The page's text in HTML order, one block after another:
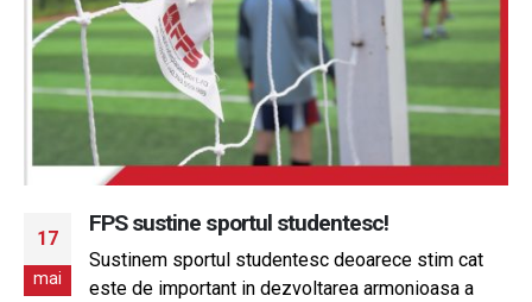
17
mai
FPS sustine sportul studentesc!
Sustinem sportul studentesc deoarece stim cat
este de important in dezvoltarea armonioasa a